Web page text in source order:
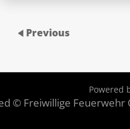
Previous
Powered
© Freiwillige Feuerwehr